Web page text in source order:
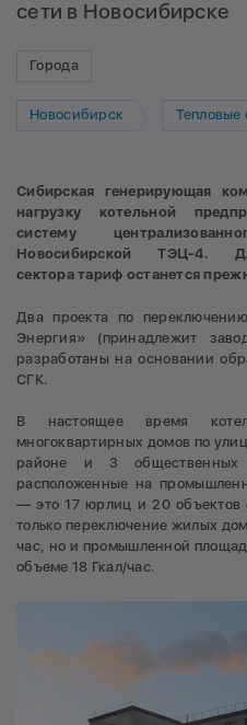
сети в Новосибирске
Города
Новосибирск Тепловые
Сибирская генерирующая
нагрузку котельной
систему
Новосибирской ТЭЦ-4.
сектора тариф останется
Два проекта по
Энергия» (принадлежит
разработаны на основании
СГК.
В настоящее время
многоквартирных домов по
районе и 3
расположенные на
— это 17 юрлиц и 20 объектов
только переключение жилых
час, но и промышленной
объеме 18 Гкал/час.